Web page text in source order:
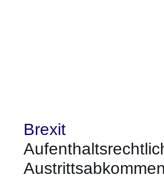
Brexit